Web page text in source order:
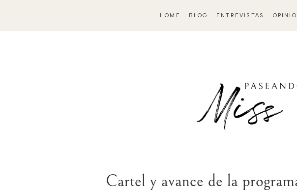
HOME BLOG ENTREVISTAS
Cartel y avance de la